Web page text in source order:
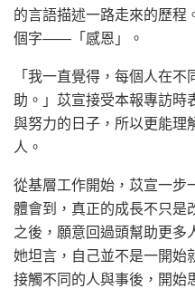
的言語描述一路走來的歷程
個字——「感恩」。
「我一直覺得，每個人在
助。」苡宣接受本報專訪時
與努力的日子，所以更能理
人。
從基層工作開始，苡宣一步
體會到，真正的成長不只是
之後，願意回過頭幫助更多
她坦言，自己並不是一開始
接觸不同的人與事後，開始